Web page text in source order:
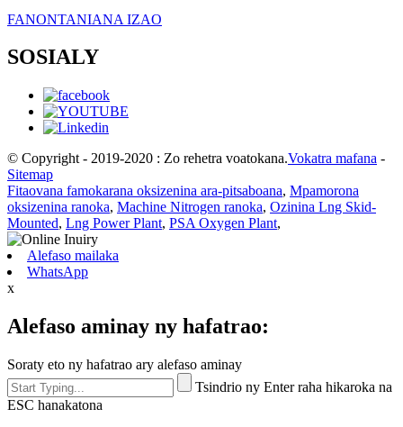
FANONTANIANA IZAO
SOSIALY
© Copyright - 2019-2020 : Zo rehetra voatokana.Vokatra mafana -
Sitemap
Fitaovana famokarana oksizenina ara-pitsaboana, Mpamorona
oksizenina ranoka, Machine Nitrogen ranoka, Ozinina Lng Skid-
Mounted, Lng Power Plant, PSA Oxygen Plant,
Alefaso mailaka
WhatsApp
x
Alefaso aminay ny hafatrao:
Soraty eto ny hafatrao ary alefaso aminay
Tsindrio ny Enter raha hikaroka na
ESC hanakatona